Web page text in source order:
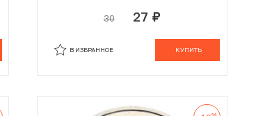
30 27 руб.
КУПИТЬ
В ИЗБРАННОЕ